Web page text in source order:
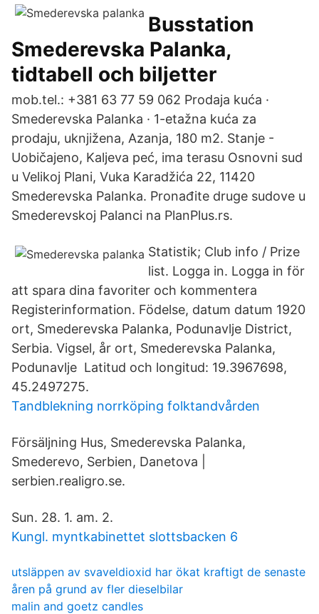
Busstation
Smederevska Palanka,
tidtabell och biljetter
mob.tel.: +381 63 77 59 062 Prodaja kuća ·
Smederevska Palanka · 1-etažna kuća za
prodaju, uknjižena, Azanja, 180 m2. Stanje -
Uobičajeno, Kaljeva peć, ima terasu Osnovni sud
u Velikoj Plani, Vuka Karadžića 22, 11420
Smederevska Palanka. Pronađite druge sudove u
Smederevskoj Palanci na PlanPlus.rs.
Statistik; Club info / Prize
list. Logga in. Logga in för
att spara dina favoriter och kommentera
Registerinformation. Födelse, datum datum 1920
ort, Smederevska Palanka, Podunavlje District,
Serbia. Vigsel, år ort, Smederevska Palanka,
Podunavlje Latitud och longitud: 19.3967698,
45.2497275.
Tandblekning norrköping folktandvården
Försäljning Hus, Smederevska Palanka,
Smederevo, Serbien, Danetova |
serbien.realigro.se.
Sun. 28. 1. am. 2.
Kungl. myntkabinettet slottsbacken 6
utsläppen av svaveldioxid har ökat kraftigt de senaste
åren på grund av fler dieselbilar
malin and goetz candles